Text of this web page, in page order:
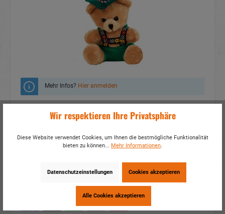
Mehr Infos? Hier anmelden
Zum Merkzettel hinzufügen
Fragen zum Produkt
Verpackungseinheit: 18 / 144
Dieses Produkt weiterempfehlen:
Wir respektieren Ihre Privatsphäre
Diese Website verwendet Cookies, um Ihnen die bestmögliche Funktionalität
bieten zu können... Mehr Informationen.
Datenschutzeinstellungen Cookies akzeptieren
Alle Cookies akzeptieren